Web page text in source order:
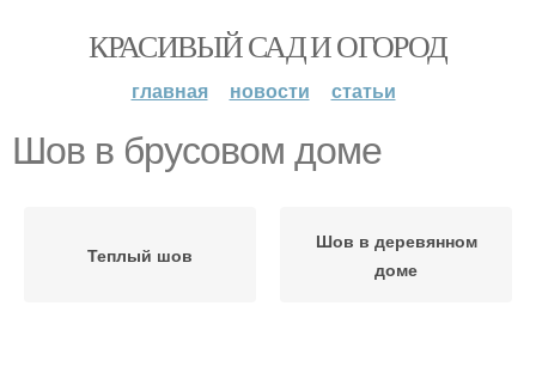
КРАСИВЫЙ САД И ОГОРОД
главная новости статьи
Шов в брусовом доме
Теплый шов
Шов в деревянном
доме